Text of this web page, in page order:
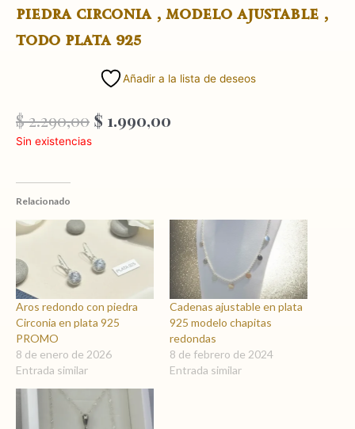
piedra circonia , modelo ajustable ,
todo plata 925
Añadir a la lista de deseos
$2.290,00 El
precio
$ 1.990,00
Sin existencias
Relacionado
Aros redondo con piedra
Circonia en plata 925
PROMO
8 de enero de 2026
Entrada similar
Cadenas ajustable en plata
925 modelo chapitas
redondas
8 de febrero de 2024
Entrada similar